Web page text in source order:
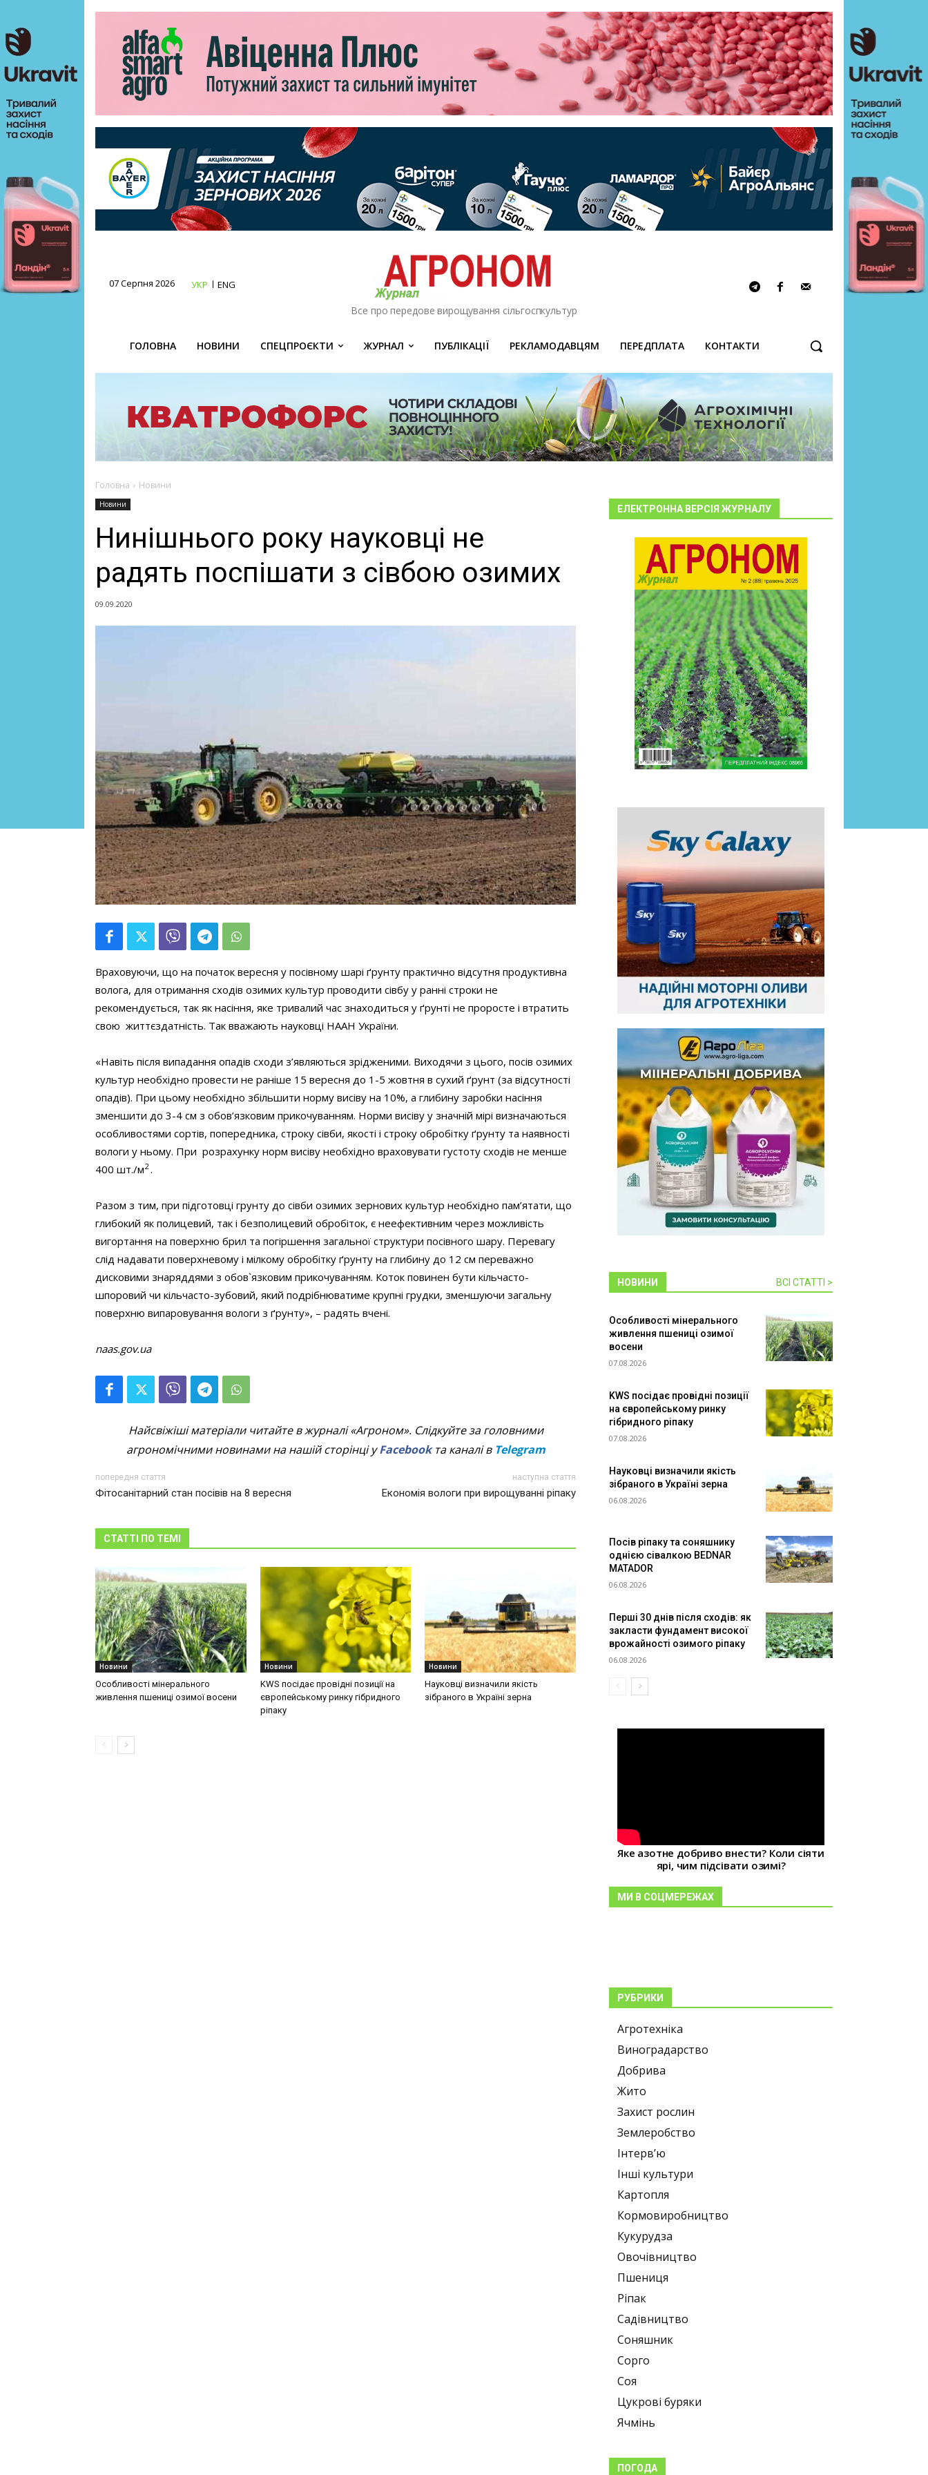
07 Серпня 2026 УКР ENG
Все про передове вирощування сільгоспкультур
ГОЛОВНА НОВИНИ СПЕЦПРОЄКТИ ЖУРНАЛ ПУБЛІКАЦІЇ РЕКЛАМОДАВЦЯМ ПЕРЕДПЛАТА КОНТАКТИ
Головна Новини
Новини
Нинішнього року науковці не
радять поспішати з сівбою озимих
09.09.2020
Враховуючи, що на початок вересня у посівному шарі ґрунту практично відсутня продуктивна
волога, для отримання сходів озимих культур проводити сівбу у ранні строки не
рекомендується, так як насіння, яке тривалий час знаходиться у ґрунті не проросте і втратить
свою життєздатність. Так вважають науковці НААН України.
«Навіть після випадання опадів сходи з’являються зрідженими. Виходячи з цього, посів озимих
культур необхідно провести не раніше 15 вересня до 1-5 жовтня в сухий ґрунт (за відсутності
опадів). При цьому необхідно збільшити норму висіву на 10%, а глибину заробки насіння
зменшити до 3-4 см з обов’язковим прикочуванням. Норми висіву у значній мірі визначаються
особливостями сортів, попередника, строку сівби, якості і строку обробітку ґрунту та наявності
вологи у ньому. При розрахунку норм висіву необхідно враховувати густоту сходів не менше
400 шт./м2.
Разом з тим, при підготовці грунту до сівби озимих зернових культур необхідно пам’ятати, що
глибокий як полицевий, так і безполицевий обробіток, є неефективним через можливість
вигортання на поверхню брил та погіршення загальної структури посівного шару. Перевагу
слід надавати поверхневому і мілкому обробітку ґрунту на глибину до 12 см переважно
дисковими знаряддями з обов`язковим прикочуванням. Коток повинен бути кільчасто-
шпоровий чи кільчасто-зубовий, який подрібнюватиме крупні грудки, зменшуючи загальну
поверхню випаровування вологи з ґрунту», – радять вчені.
naas.gov.ua
Найсвіжіші матеріали читайте в журналі «Агроном». Слідкуйте за головними
агрономічними новинами на нашій сторінці уFacebookта каналі в Telegram
попередня стаття
Фітосанітарний стан посівів на 8 вересня
наступна стаття
Економія вологи при вирощуванні ріпаку
СТАТТІ ПО ТЕМІ
Новини
Особливості мінерального
живлення пшениці озимої восени
Новини
KWS посідає провідні позиції на
європейському ринку гібридного
ріпаку
Новини
Науковці визначили якість
зібраного в Україні зерна
ЕЛЕКТРОННА ВЕРСІЯ ЖУРНАЛУ
НОВИНИ ВСІ СТАТТІ >
Особливості мінерального
живлення пшениці озимої
восени
07.08.2026
KWS посідає провідні позиції
на європейському ринку
гібридного ріпаку
07.08.2026
Науковці визначили якість
зібраного в Україні зерна
06.08.2026
Посів ріпаку та соняшнику
однією сівалкою BEDNAR
MATADOR
06.08.2026
Перші 30 днів після сходів: як
закласти фундамент високої
врожайності озимого ріпаку
06.08.2026
Яке азотне добриво внести? Коли сіяти
ярі, чим підсівати озимі?
МИ В СОЦМЕРЕЖАХ
РУБРИКИ
Агротехніка
Виноградарство
Добрива
Жито
Захист рослин
Землеробство
Інтерв’ю
Інші культури
Картопля
Кормовиробництво
Кукурудза
Овочівництво
Пшениця
Ріпак
Садівництво
Соняшник
Сорго
Соя
Цукрові буряки
Ячмінь
ПОГОДА